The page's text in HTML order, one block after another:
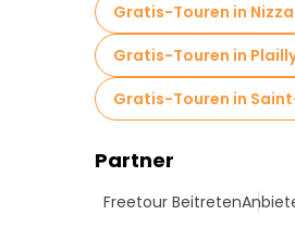
Gratis-Touren in Nizza
Gratis-Touren in
Gratis-Touren in
Partner
Freetour Beitreten